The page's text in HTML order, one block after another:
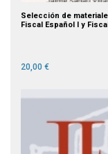
Selección de
Fiscal Español I y
20,00 €